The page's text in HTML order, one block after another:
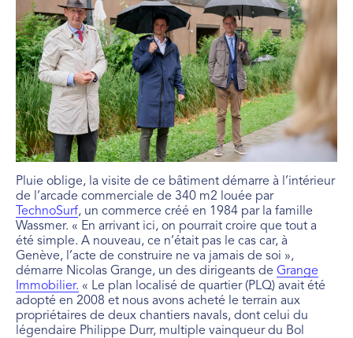
Pluie oblige, la visite de ce bâtiment démarre à l’intérieur
de l’arcade commerciale de 340 m2 louée par
TechnoSurf, un commerce créé en 1984 par la famille
Wassmer. « En arrivant ici, on pourrait croire que tout a
été simple. A nouveau, ce n’était pas le cas car, à
Genève, l’acte de construire ne va jamais de soi »,
démarre Nicolas Grange, un des dirigeants de Grange
Immobilier. « Le plan localisé de quartier (PLQ) avait été
adopté en 2008 et nous avons acheté le terrain aux
propriétaires de deux chantiers navals, dont celui du
légendaire Philippe Durr, multiple vainqueur du Bol